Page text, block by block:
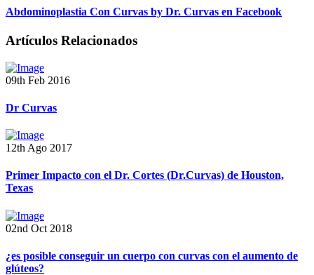
Abdominoplastia Con Curvas by Dr. Curvas en Facebook
Artículos Relacionados
09th Feb 2016
Dr Curvas
12th Ago 2017
Primer Impacto con el Dr. Cortes (Dr.Curvas) de Houston,
Texas
02nd Oct 2018
¿es posible conseguir un cuerpo con curvas con el aumento de
glúteos?